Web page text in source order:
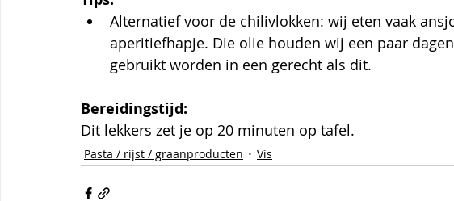
Alternatief voor de chilivlokken: wij eten vaak
aperitiefhapje. Die olie houden wij een paar
gebruikt worden in een gerecht als dit.
Bereidingstijd:
Dit lekkers zet je op 20 minuten op tafel.
Pasta / rijst / graanproducten Vis